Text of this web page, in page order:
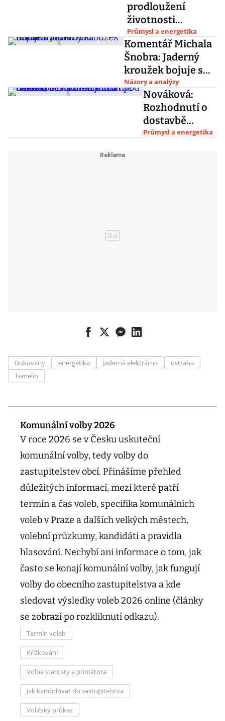
prodloužení
životnosti
Dukovan o dalších
deset let
Průmysl a energetika
Komentář Michala
Šnobra: Jaderný
kroužek bojuje s
realitou
Názory a analýzy
Nováková:
Rozhodnutí o
dostavbě
Dukovan
Průmysl a energetika
Dukovany energetika Jaderná elektrárna
ostraha
Temelín
Komunální volby 2026
V roce 2026 se v Česku uskuteční
komunální volby, tedy volby do
zastupitelstev obcí. Přinášíme přehled
důležitých informací, mezi které patří
termín a čas voleb, specifika komunálních
voleb v Praze a dalších velkých městech,
volební průzkumy, kandidáti a pravidla
hlasování. Nechybí ani informace o tom, jak
často se konají komunální volby, jak fungují
volby do obecního zastupitelstva a kde
sledovat výsledky voleb 2026 online (články
se zobrazí po rozkliknutí odkazu).
Termín voleb
Křížkování
Volba starosty a primátora
Jak kandidovat do zastupitelstva
Voličský průkaz